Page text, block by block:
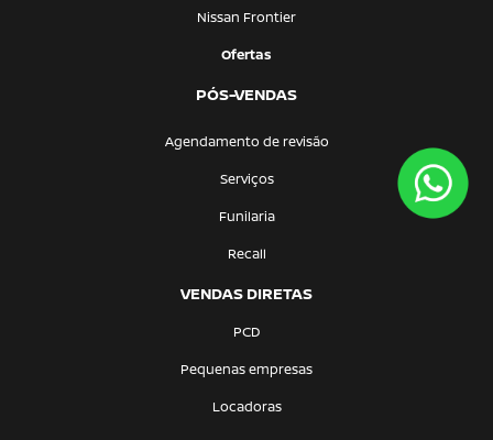
Nissan Frontier
Ofertas
PÓS-VENDAS
Agendamento de revisão
Serviços
Funilaria
Recall
VENDAS DIRETAS
PCD
Pequenas empresas
Locadoras